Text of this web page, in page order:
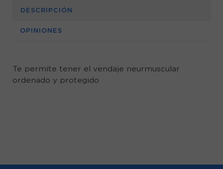
DESCRIPCIÓN
OPINIONES
Te permite tener el vendaje neurmuscular
ordenado y protegido